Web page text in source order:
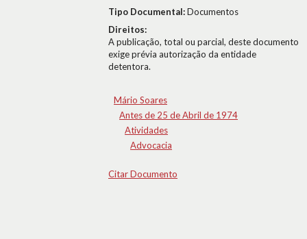
Tipo Documental:Documentos
Direitos:
A publicação, total ou parcial, deste documento
exige prévia autorização da entidade
detentora.
Mário Soares
Antes de 25 de Abril de 1974
Atividades
Advocacia
Citar Documento